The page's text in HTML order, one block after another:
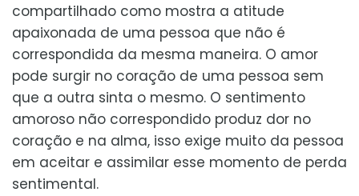
compartilhado como mostra a atitude
apaixonada de uma pessoa que não é
correspondida da mesma maneira. O amor
pode surgir no coração de uma pessoa sem
que a outra sinta o mesmo. O sentimento
amoroso não correspondido produz dor no
coração e na alma, isso exige muito da pessoa
em aceitar e assimilar esse momento de perda
sentimental.